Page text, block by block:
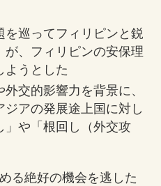
を巡ってフィリピンと鋭
が、フィリピンの安保理
ようとした
交的影響力を背景に、
アの発展途上国に対し
」や「根回し（外交攻
る絶好の機会を逃した